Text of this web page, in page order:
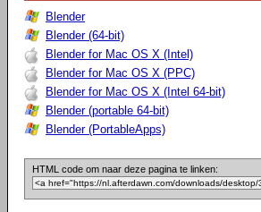
Blender
Blender (64-bit)
Blender for Mac OS X (Intel)
Blender for Mac OS X (PPC)
Blender for Mac OS X (Intel 64-bit)
Blender (portable 64-bit)
Blender (PortableApps)
HTML code om naar deze pagina te linken: